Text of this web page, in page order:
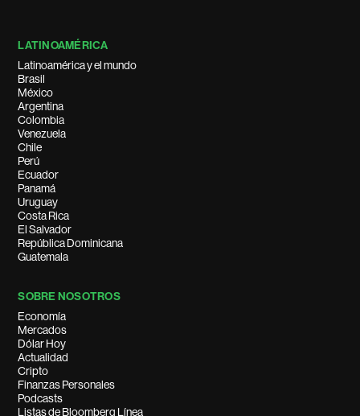
LATINOAMÉRICA
Latinoamérica y el mundo
Brasil
México
Argentina
Colombia
Venezuela
Chile
Perú
Ecuador
Panamá
Uruguay
Costa Rica
El Salvador
República Dominicana
Guatemala
SOBRE NOSOTROS
Economía
Mercados
Dólar Hoy
Actualidad
Cripto
Finanzas Personales
Podcasts
Listas de Bloomberg Línea